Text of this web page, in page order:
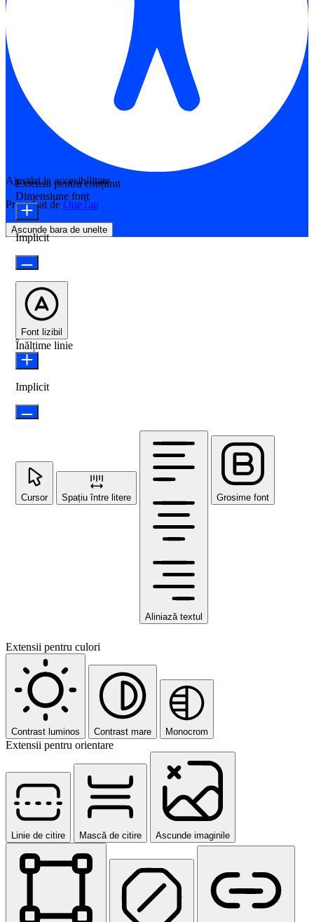
Ajustări la accesibilitate
Propulsat de OneTap
Ascunde bara de unelte
Extensii pentru conținut
Dimensiune font
Implicit
Font lizibil
Înălțime linie
Implicit
Cursor Spațiu între litere
Aliniază textul
Grosime font
Extensii pentru culori
Contrast luminos Contrast mare Monocrom
Extensii pentru orientare
Linie de citire Mască de citire Ascunde imaginile